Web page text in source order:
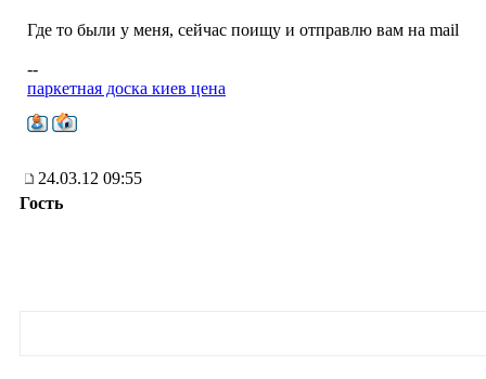
Где то были у меня, сейчас поищу и отправлю вам на mail
--
паркетная доска киев цена
24.03.12 09:55
Гость